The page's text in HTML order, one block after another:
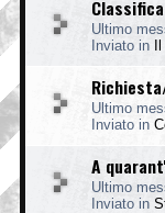
Classifica
Ultimo
Inviato in
Ultimo
Inviato in
A
Ultimo
Inviato in